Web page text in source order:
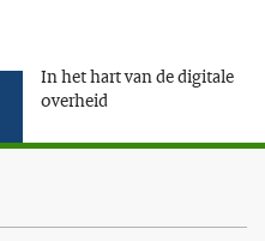
In het hart van de digitale
overheid